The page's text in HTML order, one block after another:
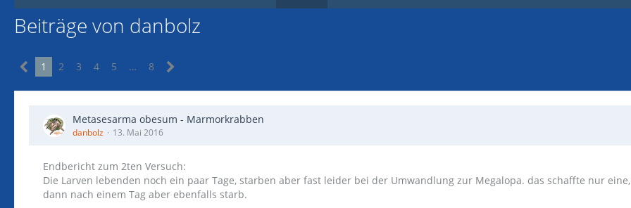
Beiträge von danbolz
1 2 3 4 5 … 8
Metasesarma obesum - Marmorkrabben
danbolz 13. Mai 2016
Endbericht zum 2ten Versuch:
Die Larven lebenden noch ein paar Tage, starben aber fast leider bei der Umwandlung zur Megalopa. das schaffte nur
dann nach einem Tag aber ebenfalls starb.